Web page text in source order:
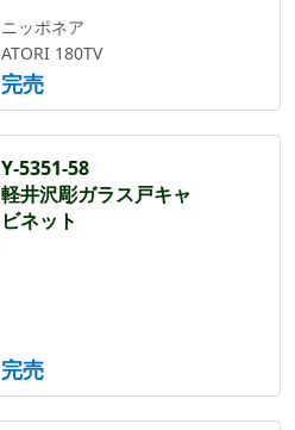
ニッポネア
ATORI 180TV
完売
Y-5351-58
軽井沢彫ガラス戸キャ
ビネット
完売